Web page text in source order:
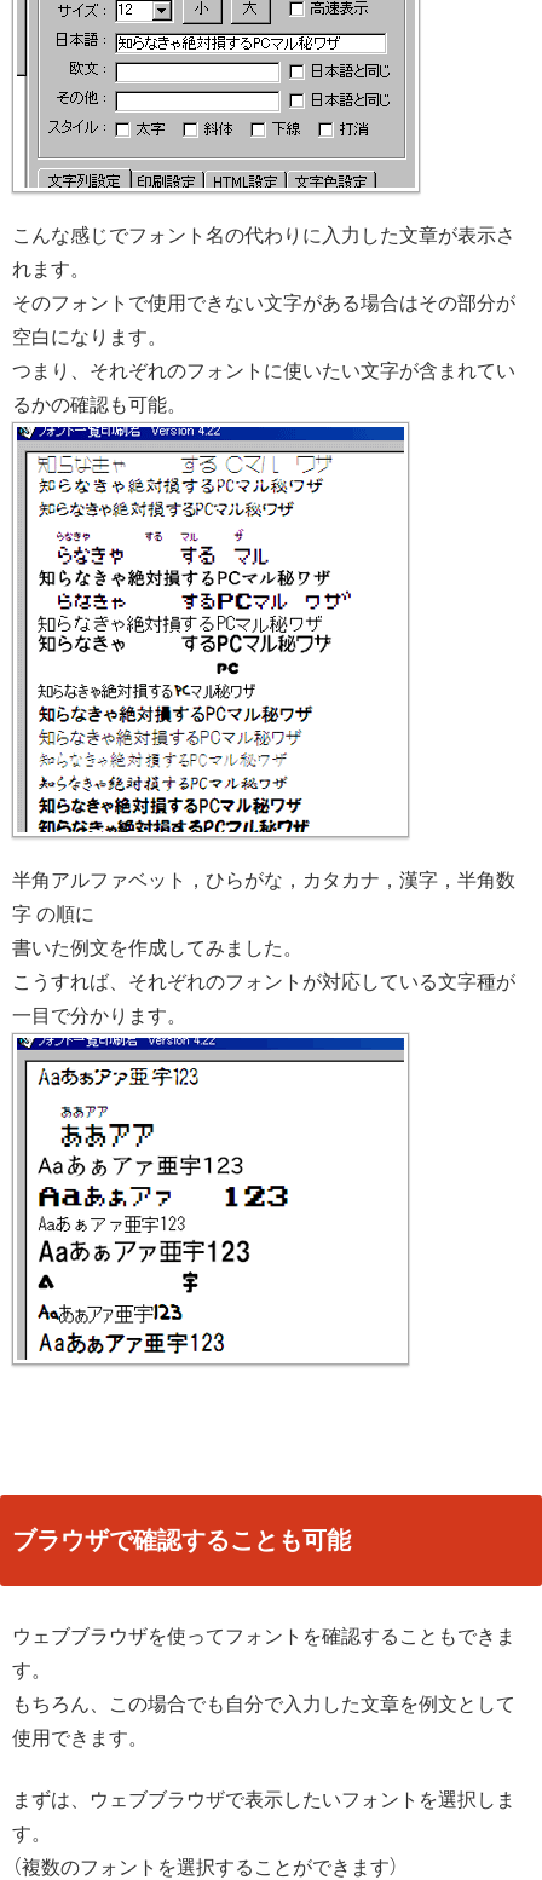
こんな感じでフォント名の代わりに入力した文章が表示さ
れます。
そのフォントで使用できない文字がある場合はその部分が
空白になります。
つまり、それぞれのフォントに使いたい文字が含まれてい
るかの確認も可能。
半角アルファベット，ひらがな，カタカナ，漢字，半角数
字 の順に
書いた例文を作成してみました。
こうすれば、それぞれのフォントが対応している文字種が
一目で分かります。
ブラウザで確認することも可能
ウェブブラウザを使ってフォントを確認することもできま
す。
もちろん、この場合でも自分で入力した文章を例文として
使用できます。
まずは、ウェブブラウザで表示したいフォントを選択しま
す。
（複数のフォントを選択することができます）